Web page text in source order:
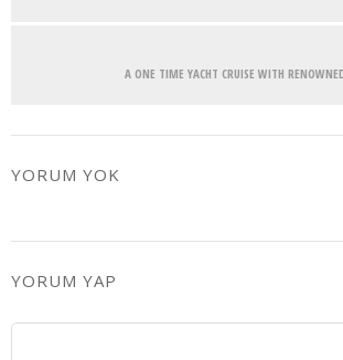
A ONE TIME YACHT CRUISE WITH
YORUM YOK
YORUM YAP